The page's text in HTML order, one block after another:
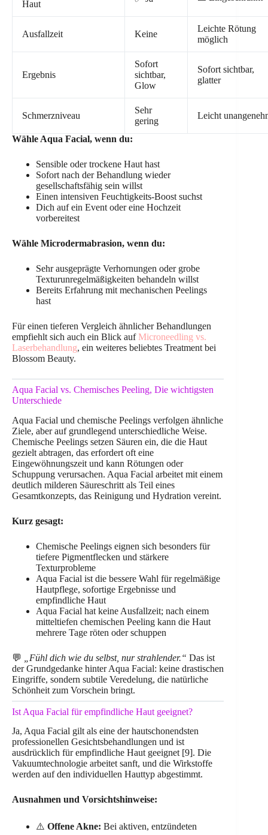
Haut
Ausfallzeit Keine
Leichte Rötung
möglich
Ergebnis
Sofort
sichtbar,
Glow
Sofort sichtbar,
glatter
Schmerzniveau
Sehr
gering
Leicht
Wähle Aqua Facial, wenn du:
Sensible oder trockene Haut hast
Sofort nach der Behandlung wieder
gesellschaftsfähig sein willst
Einen intensiven Feuchtigkeits-Boost suchst
Dich auf ein Event oder eine Hochzeit
vorbereitest
Wähle Microdermabrasion, wenn du:
Sehr ausgeprägte Verhornungen oder grobe
Texturunregelmäßigkeiten behandeln willst
Bereits Erfahrung mit mechanischen Peelings
hast
Für einen tieferen Vergleich ähnlicher Behandlungen
empfiehlt sich auch ein Blick aufMicroneedling vs.
Laserbehandlung, ein weiteres beliebtes Treatment bei
Blossom Beauty.
Aqua Facial vs. Chemisches Peeling, Die wichtigsten
Unterschiede
Aqua Facial und chemische Peelings verfolgen ähnliche
Ziele, aber auf grundlegend unterschiedliche Weise.
Chemische Peelings setzen Säuren ein, die die Haut
gezielt abtragen, das erfordert oft eine
Eingewöhnungszeit und kann Rötungen oder
Schuppung verursachen. Aqua Facial arbeitet mit einem
deutlich milderen Säureschritt als Teil eines
Gesamtkonzepts, das Reinigung und Hydration vereint.
Kurz gesagt:
Chemische Peelings eignen sich besonders für
tiefere Pigmentflecken und stärkere
Texturprobleme
Aqua Facial ist die bessere Wahl für regelmäßige
Hautpflege, sofortige Ergebnisse und
empfindliche Haut
Aqua Facial hat keine Ausfallzeit; nach einem
mitteltiefen chemischen Peeling kann die Haut
mehrere Tage röten oder schuppen
💬 „Fühl dich wie du selbst, nur strahlender.“ Das ist
der Grundgedanke hinter Aqua Facial: keine drastischen
Eingriffe, sondern subtile Veredelung, die natürliche
Schönheit zum Vorschein bringt.
Ist Aqua Facial für empfindliche Haut geeignet?
Ja, Aqua Facial gilt als eine der hautschonendsten
professionellen Gesichtsbehandlungen und ist
ausdrücklich für empfindliche Haut geeignet [9]. Die
Vakuumtechnologie arbeitet sanft, und die Wirkstoffe
werden auf den individuellen Hauttyp abgestimmt.
Ausnahmen und Vorsichtshinweise:
⚠️ Offene Akne: Bei aktiven, entzündeten